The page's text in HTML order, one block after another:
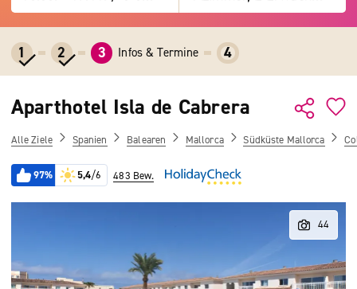
1 2 3 Infos & Termine 4
Aparthotel Isla de Cabrera
Alle Ziele Spanien Balearen Mallorca Südküste Mallorca
97% 5,4/6 483 Bew.